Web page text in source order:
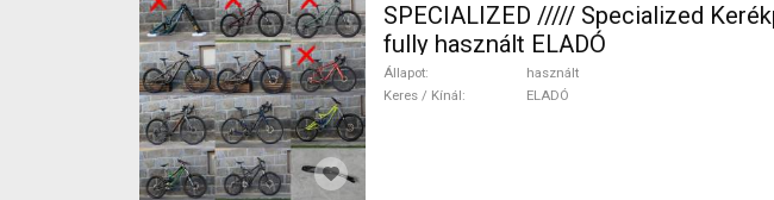
SPECIALIZED ///// Specialized
fully használt ELADÓ
Állapot
használt
Keres / Kínál
ELADÓ